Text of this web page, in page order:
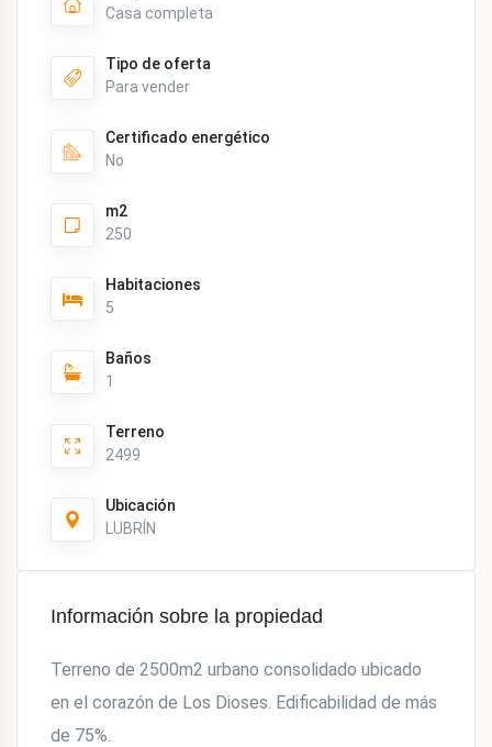
Casa completa
Tipo de oferta
Para vender
Certificado energético
No
m2
250
Habitaciones
5
Baños
1
Terreno
2499
Ubicación
LUBRÍN
Información sobre la propiedad
Terreno de 2500m2 urbano consolidado ubicado
en el corazón de Los Dioses. Edificabilidad de más
de 75%.